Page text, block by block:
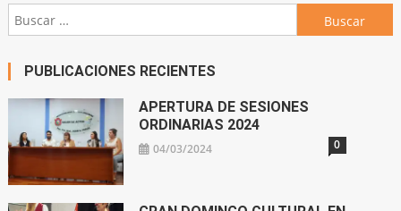
Buscar:
PUBLICACIONES RECIENTES
APERTURA DE SESIONES
ORDINARIAS 2024
04/03/2024 0